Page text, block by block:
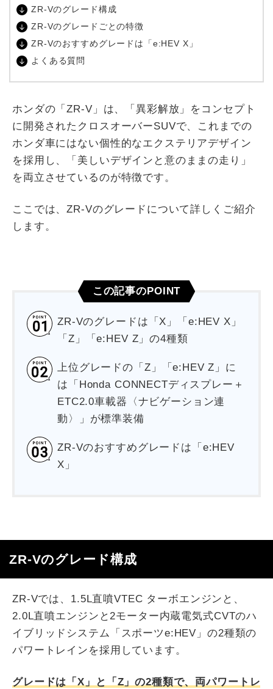
ZR-Vのグレード構成
ZR-Vのグレードごとの特徴
ZR-Vのおすすめグレードは「e:HEV X」
よくある質問
ホンダの「ZR-V」は、「異彩解放」をコンセプト
に開発されたクロスオーバーSUVで、これまでの
ホンダ車にはない個性的なエクステリアデザイン
を採用し、「美しいデザインと意のままの走り」
を両立させているのが特徴です。
ここでは、ZR-Vのグレードについて詳しくご紹介
します。
この記事のPOINT
ZR-Vのグレードは「X」「e:HEV X」
「Z」「e:HEV Z」の4種類
上位グレードの「Z」「e:HEV Z」に
は「Honda CONNECTディスプレー＋
ETC2.0車載器〈ナビゲーション連
動〉」が標準装備
ZR-Vのおすすめグレードは「e:HEV
X」
ZR-Vのグレード構成
ZR-Vでは、1.5L直噴VTEC ターボエンジンと、
2.0L直噴エンジンと2モーター内蔵電気式CVTのハ
イブリッドシステム「スポーツe:HEV」の2種類の
パワートレインを採用しています。
グレードは「X」と「Z」の2種類で、両パワートレ